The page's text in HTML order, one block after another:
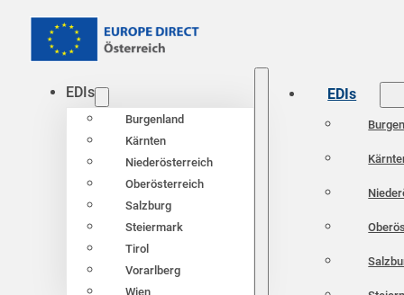
EDIs
Burgenland
Kärnten
Niederösterreich
Oberösterreich
Salzburg
Steiermark
Tirol
Vorarlberg
Wien
EDIs